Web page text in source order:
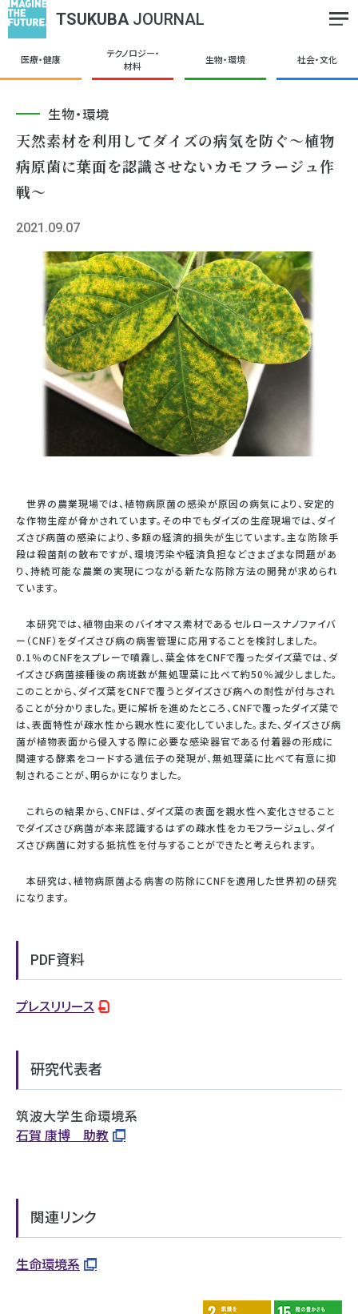
TSUKUBA JOURNAL
医療・健康
テクノロジー・
材料
生物・環境 社会・文化
生物・環境
天然素材を利用してダイズの病気を防ぐ～植物
病原菌に葉面を認識させないカモフラージュ作
戦～
2021.09.07
世界の農業現場では、植物病原菌の感染が原因の病気により、安定的
な作物生産が脅かされています。その中でもダイズの生産現場では、ダイ
ズさび病菌の感染により、多額の経済的損失が生じています。主な防除手
段は殺菌剤の散布ですが、環境汚染や経済負担などさまざまな問題があ
り、持続可能な農業の実現につながる新たな防除方法の開発が求められ
ています。
本研究では、植物由来のバイオマス素材であるセルロースナノファイバ
ー（CNF）をダイズさび病の病害管理に応用することを検討しました。
0.1％のCNFをスプレーで噴霧し、葉全体をCNFで覆ったダイズ葉では、ダ
イズさび病菌接種後の病斑数が無処理葉に比べて約50％減少しました。
このことから、ダイズ葉をCNFで覆うとダイズさび病への耐性が付与され
ることが分かりました。更に解析を進めたところ、CNFで覆ったダイズ葉で
は、表面特性が疎水性から親水性に変化していました。また、ダイズさび病
菌が植物表面から侵入する際に必要な感染器官である付着器の形成に
関連する酵素をコードする遺伝子の発現が、無処理葉に比べて有意に抑
制されることが、明らかになりました。
これらの結果から、CNFは、ダイズ葉の表面を親水性へ変化させること
でダイズさび病菌が本来認識するはずの疎水性をカモフラージュし、ダイ
ズさび病菌に対する抵抗性を付与することができたと考えられます。
本研究は、植物病原菌よる病害の防除にCNFを適用した世界初の研究
になります。
PDF資料
プレスリリース
研究代表者
筑波大学生命環境系
石賀 康博 助教
関連リンク
生命環境系